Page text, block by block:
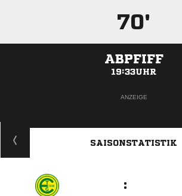
70'
ABPFIFF
19:33UHR
ANZEIGE
SAISONSTATISTIK
: